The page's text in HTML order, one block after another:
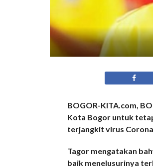
BOGOR-KITA.com,
Kota Bogor untuk
terjangkit virus
Tagor mengatakan
baik menelusurinya